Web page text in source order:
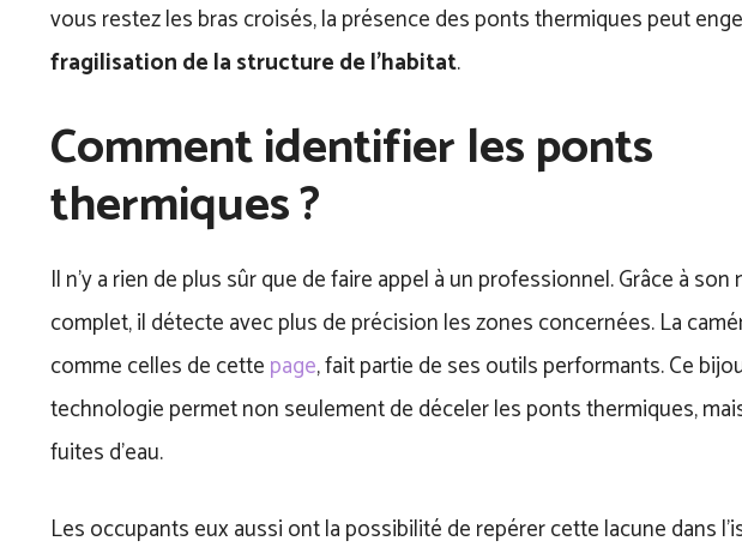
vous restez les bras croisés, la présence des ponts thermiques peut
fragilisation de la structure de l’habitat.
Comment identifier les ponts
thermiques ?
Il n’y a rien de plus sûr que de faire appel à un professionnel. Grâce à son
complet, il détecte avec plus de précision les zones concernées. La
comme celles de cettepage, fait partie de ses outils performants. Ce
technologie permet non seulement de déceler les ponts thermiques,
fuites d’eau.
Les occupants eux aussi ont la possibilité de repérer cette lacune dans